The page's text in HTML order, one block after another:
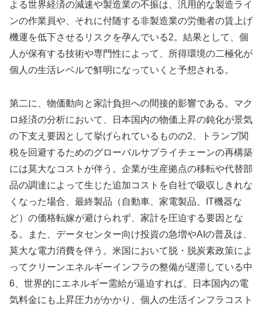
よる世界経済の減速や製造業の不振は、汎用的な製造ライ
ンの作業員や、それに付随する非製造業の労働者の賃上げ
機運を低下させるリスクを孕んでいる2。結果として、個
人が保有する技術や専門性によって、所得環境の二極化が
個人の生活レベルで鮮明になっていくと予想される。
第二に、物価動向と家計負担への間接的影響である。マク
ロ経済の分析において、日本国内の物価上昇の鈍化が景気
の下支え要因として挙げられているものの2、トランプ関
税を回避するためのグローバルサプライチェーンの再構築
には莫大なコストが伴う。企業が生産拠点の移転や代替部
品の調達によって生じた追加コストを自社で吸収しきれな
くなった場合、最終製品（自動車、家電製品、IT機器な
ど）の価格転嫁が避けられず、家計を圧迫する要因とな
る。また、データセンター向け投資の急増やAIの普及は、
莫大な電力消費を伴う。米国において脱・脱炭素政策によ
ってクリーンエネルギーインフラの整備が遅滞している中
6、世界的にエネルギー需給が逼迫すれば、日本国内の電
気料金にも上昇圧力がかかり、個人の生活インフラコスト